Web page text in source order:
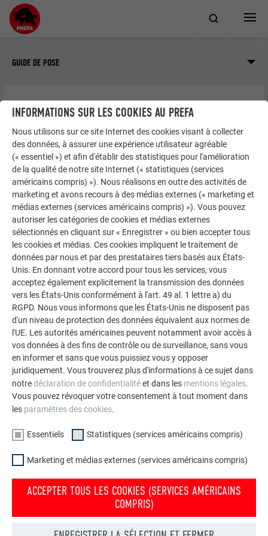
GUIDE DE POSE
Façade
Joint debout/PREFALZ
Façonnage et pose
Détails et raccordements
DÉTAILS ET RACCORDEMENTS
Vous trouverez tous les détails relatifs à la mise en œuvre,
par ex., raccords de fenêtre, acrotères, dans les plans
génériques de PREFA ainsi que dans le guide pratique de
conception des façades PREFA.
RETOUR SUIVANT
DÉCOUVREZ LES NOMBREUX AVANTAGES DES PRODUITS PREFA
L’ENTREPRISE FAMILIALE | PREFA
À propos de nous
Durabilité
Offres d’emploi
Presse
Conformité
NOUS VOUS OFFRONS NOTRE AIDE
Trouver un artisan près de
chez vous
Commander des prospectus
INFORMATIONS SUR LES COOKIES AU PREFA
Nous utilisons sur ce site Internet des cookies visant à collecter
des données, à assurer une expérience utilisateur agréable
(« essentiel ») et afin d'établir des statistiques pour l'amélioration
de la qualité de notre site Internet (« statistiques (services
américains compris) »). Nous réalisons en outre des activités de
marketing et avons recours à des médias externes (« marketing et
médias externes (services américains compris) »). Vous pouvez
autoriser les catégories de cookies et médias externes
sélectionnés en cliquant sur « Enregistrer » ou bien accepter tous
les cookies et médias. Ces cookies impliquent le traitement de
données par nous et par des prestataires tiers basés aux États-
Unis. En donnant votre accord pour tous les services, vous
acceptez également explicitement la transmission des données
vers les États-Unis conformément à l'art. 49 al. 1 lettre a) du
RGPD. Nous vous informons que les États-Unis ne disposent pas
d'un niveau de protection des données équivalent aux normes de
l'UE. Les autorités américaines peuvent notamment avoir accès à
vos données à des fins de contrôle ou de surveillance, sans vous
en informer et sans que vous puissiez vous y opposer
juridiquement. Vous trouverez plus d'informations à ce sujet dans
notredéclaration de confidentialitéet dans les mentions légales.
Vous pouvez révoquer votre consentement à tout moment dans
les paramètres des cookies.
Essentiels Statistiques (services américains compris)
Marketing et médias externes (services américains compris)
ACCEPTER TOUS LES COOKIES (SERVICES AMÉRICAINS
COMPRIS)